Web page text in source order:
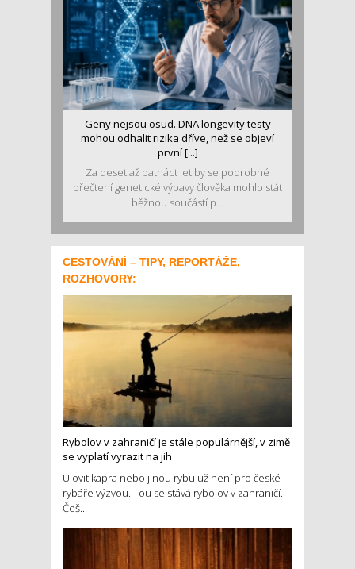
Geny nejsou osud. DNA longevity testy
mohou odhalit rizika dříve, než se objeví
první [...]
Za deset až patnáct let by se podrobné
přečtení genetické výbavy člověka mohlo stát
běžnou součástí p...
CESTOVÁNÍ – TIPY, REPORTÁŽE,
ROZHOVORY:
Rybolov v zahraničí je stále populárnější, v zimě
se vyplatí vyrazit na jih
Ulovit kapra nebo jinou rybu už není pro české
rybáře výzvou. Tou se stává rybolov v zahraničí.
Češ...